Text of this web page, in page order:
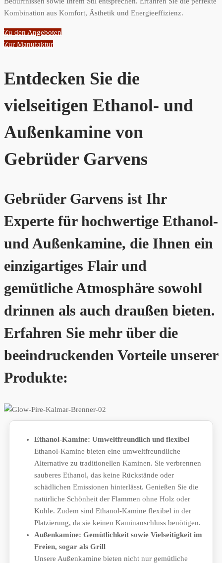
Kombination aus Komfort, Ästhetik und Energieeffizienz.
Zu den Angeboten
Zur Manufaktur
Entdecken Sie die
vielseitigen Ethanol- und
Außenkamine von
Gebrüder Garvens
Gebrüder Garvens ist Ihr
Experte für hochwertige Ethanol-
und Außenkamine, die Ihnen ein
einzigartiges Flair und
gemütliche Atmosphäre sowohl
drinnen als auch draußen bieten.
Erfahren Sie mehr über die
beeindruckenden Vorteile unserer
Produkte:
Ethanol-Kamine: Umweltfreundlich und flexibel
Ethanol-Kamine bieten eine umweltfreundliche
Alternative zu traditionellen Kaminen. Sie verbrennen
sauberes Ethanol, das keine Rückstände oder
schädlichen Emissionen hinterlässt. Genießen Sie die
natürliche Schönheit der Flammen ohne Holz oder
Kohle. Zudem sind Ethanol-Kamine flexibel in der
Platzierung, da sie keinen Kaminanschluss benötigen.
Außenkamine: Gemütlichkeit sowie Vielseitigkeit im
Freien, sogar als Grill
Unsere Außenkamine bieten nicht nur gemütliche